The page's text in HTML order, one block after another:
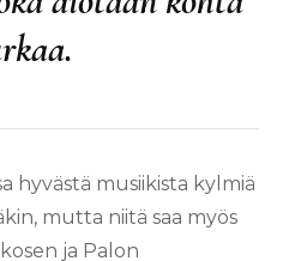
hyvästä musiikista kylmiä
mutta niitä saa myös
ja Palon